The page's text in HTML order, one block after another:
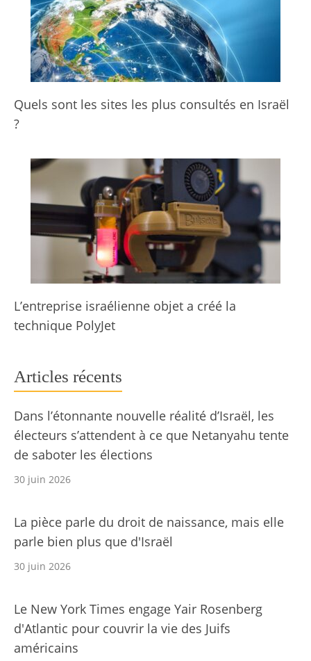
Quels sont les sites les plus consultés en Israël
?
L’entreprise israélienne objet a créé la
technique PolyJet
Articles récents
Dans l’étonnante nouvelle réalité d’Israël, les
électeurs s’attendent à ce que Netanyahu tente
de saboter les élections
30 juin 2026
La pièce parle du droit de naissance, mais elle
parle bien plus que d'Israël
30 juin 2026
Le New York Times engage Yair Rosenberg
d'Atlantic pour couvrir la vie des Juifs
américains